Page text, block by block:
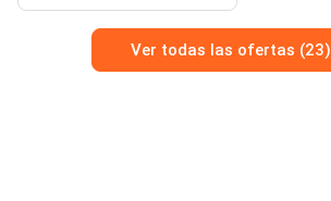
Ver todas las ofertas (23)